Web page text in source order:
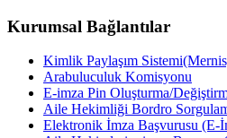
Kurumsal Bağlantılar
Kimlik Paylaşım
Arabuluculuk Komisyonu
E-imza Pin Oluşturma/
Aile Hekimliği Bordro
Elektronik İmza Başvurusu (E-